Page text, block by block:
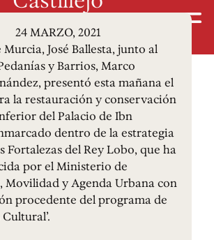
24 MARZO, 2021
Murcia, José Ballesta, junto al
y Barrios, Marco
presentó esta mañana el
la restauración y conservación
del Palacio de Ibn
dentro de la estrategia
Fortalezas del Rey Lobo, que ha
por el Ministerio de
Movilidad y Agenda Urbana con
procedente del programa de
Cultural’.